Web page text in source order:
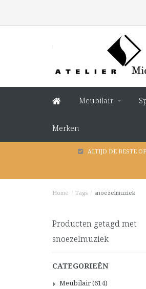
Meubilair
Merken
ALTIJD DE BESTE
Home / Tags / snoezelmuziek
Producten getagd met
snoezelmuziek
CATEGORIEËN
Meubilair(614)